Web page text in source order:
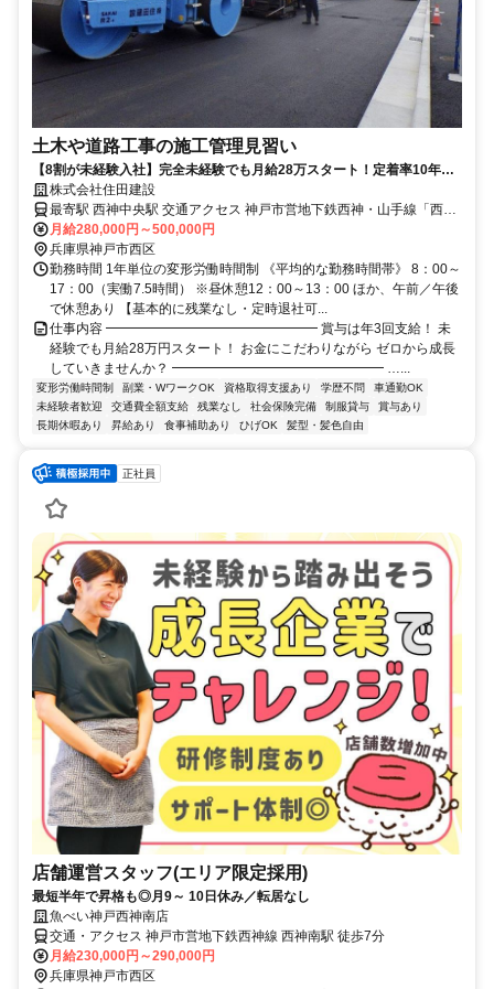
土木や道路工事の施工管理見習い
【8割が未経験入社】完全未経験でも月給28万スタート！定着率10年以
上で、続ける方が多数！残業なし&現場へ直行直帰も可能です。
株式会社住田建設
最寄駅 西神中央駅 交通アクセス 神戸市営地下鉄西神・山手線「西神
月給280,000円～500,000円
兵庫県神戸市西区
勤務時間 1年単位の変形労働時間制 《平均的な勤務時間帯》 8：00～
17：00（実働7.5時間） ※昼休憩12：00～13：00 ほか、午前／午後
で休憩あり 【基本的に残業なし・定時退社可...
仕事内容 ━━━━━━━━━━━━━━━━ 賞与は年3回支給！ 未
経験でも月給28万円スタート！ お金にこだわりながら ゼロから成長
していきませんか？ ━━━━━━━━━━━━━━━━ …...
変形労働時間制 副業・WワークOK 資格取得支援あり 学歴不問
車通勤OK
未経験者歓迎
交通費全額支給 残業なし 社会保険完備 制服貸与
賞与あり
長期休暇あり
昇給あり 食事補助あり ひげOK 髪型・髪色自由
正社員
店舗運営スタッフ(エリア限定採用)
最短半年で昇格も◎月9～ 10日休み／転居なし
魚べい神戸西神南店
交通・アクセス 神戸市営地下鉄西神線 西神南駅 徒歩7分
月給230,000円～290,000円
兵庫県神戸市西区